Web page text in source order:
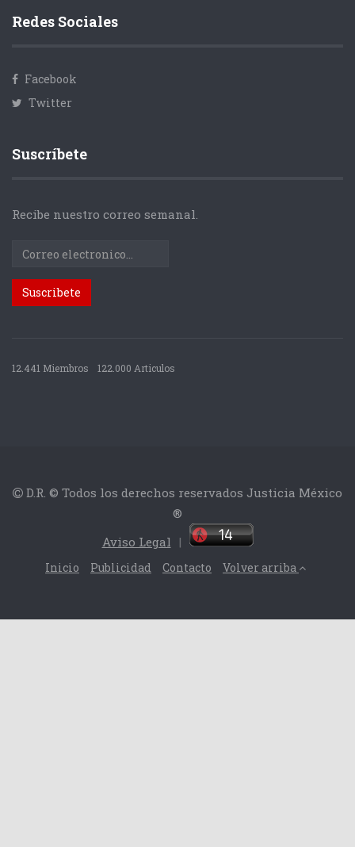
Redes Sociales
Facebook
Twitter
Suscríbete
Recibe nuestro correo semanal.
12.441 Miembros 122.000 Articulos
D.R. © Todos los derechos reservados Justicia México
®
Aviso Legal |
Inicio Publicidad Contacto Volver arriba